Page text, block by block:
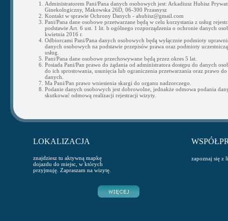
Administratorem Pani/Pana danych osobowych jest: Arkadiusz Hubisz
Ginekologiczny, Makowska 26D, 06-300 Przasnysz
Kontakt w sprawie Ochrony Danych - ahubisz@gmail.com
Pani/Pana dane osobowe przetwarzane będą w celu korzystania z usług
podstawie Art. 6 ust. 1 lit. b ogólnego rozporządzenia o ochronie danych
kwietnia 2016 r.
Odbiorcami Pani/Pana danych osobowych będą wyłącznie podmioty
danych osobowych na podstawie przepisów prawa oraz podmioty
usług.
Pani/Pana dane osobowe przechowywane będą przez okres 5 lat.
Posiada Pani/Pan prawo do żądania od administratora dostępu do danych
do ich sprostowania, usunięcia lub ograniczenia przetwarzania oraz prawo do
danych.
Ma Pani/Pan prawo wniesienia skargi do organu nadzorczego.
Podanie danych osobowych jest dobrowolne, jednakże odmowa podania
skutkować odmową realizacji rejestracji wizyty.
LOKALIZACJA
znajdziesz tu aktywną mapkę
dojazdu do miejsc, w których
przyjmuję. Zapraszam na wizytę.
zapoznaj się z